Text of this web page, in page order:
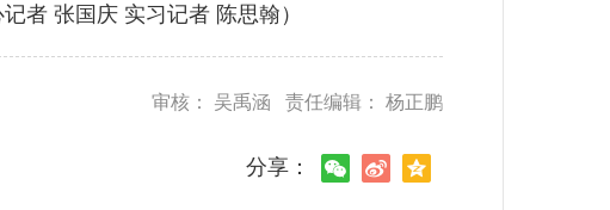
者 张国庆 实习记者 陈思翰）
审核： 吴禹涵 责任编辑： 杨正鹏
分享：